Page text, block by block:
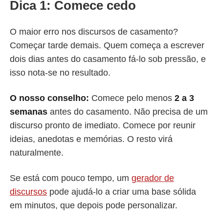
Dica 1: Comece cedo
O maior erro nos discursos de casamento?
Começar tarde demais. Quem começa a escrever
dois dias antes do casamento fá-lo sob pressão, e
isso nota-se no resultado.
O nosso conselho: Comece pelo menos 2 a 3
semanas antes do casamento. Não precisa de um
discurso pronto de imediato. Comece por reunir
ideias, anedotas e memórias. O resto virá
naturalmente.
Se está com pouco tempo, um gerador de
discursos pode ajudá-lo a criar uma base sólida
em minutos, que depois pode personalizar.